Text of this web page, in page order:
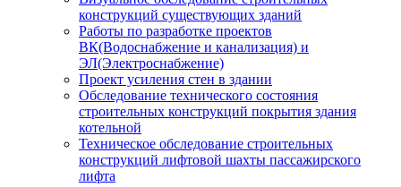
конструкций существующих зданий
Работы по разработке проектов
ВК(Водоснабжение и канализация) и
ЭЛ(Электроснабжение)
Проект усиления стен в здании
Обследование технического состояния
строительных конструкций покрытия здания
котельной
Техническое обследование строительных
конструкций лифтовой шахты пассажирского
лифта